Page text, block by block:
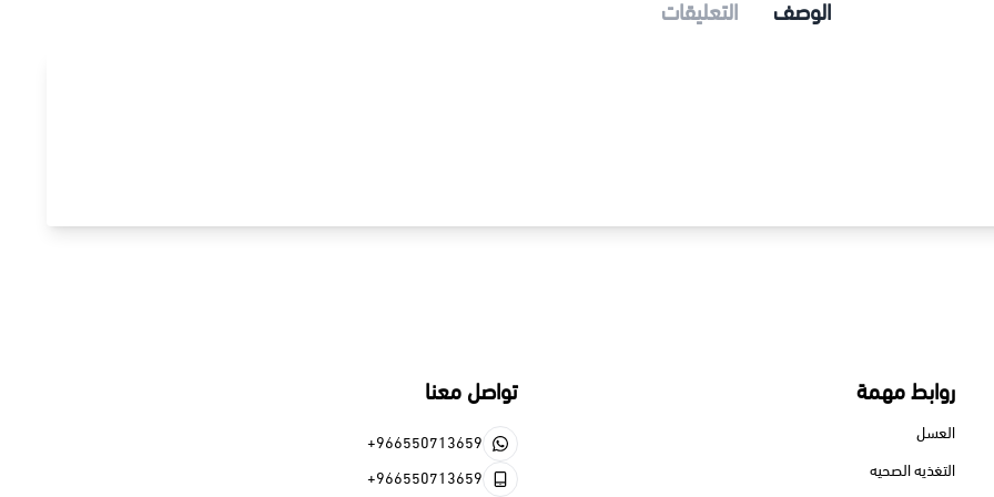
الوصف التعليقات
روابط مهمة
العسل
التغذيه الصحيه
تواصل معنا
+966550713659
+966550713659